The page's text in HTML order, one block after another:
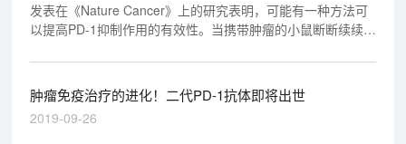
发表在《Nature Cancer》上的研究表明，可能有一种方法可
以提高PD-1抑制作用的有效性。当携带肿瘤的小鼠断断续续地
面更有效。研究人员将此效应与胰岛素样生长因子（IGF-1）
的水平联系起来，并发现抑制IGF-1还可有效减少肿瘤的生
长。
肿瘤免疫治疗的进化！二代PD-1抗体即将出世
2019-09-26